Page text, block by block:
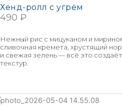
Хенд-ролл с угрём
490 ₽
Нежный рис с мицуканом и
сливочная кремета, хрустящий
и свежая зелень — всё это
текстур.